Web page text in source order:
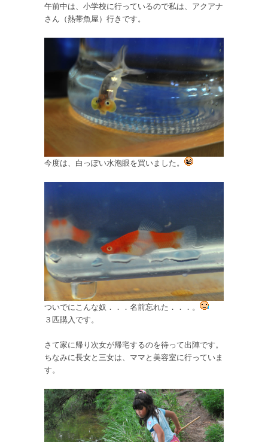
午前中は、小学校に行っているので私は、アクアナ
さん（熱帯魚屋）行きです。
今度は、白っぽい水泡眼を買いました。
ついでにこんな奴．．．名前忘れた．．．。
３匹購入です。
さて家に帰り次女が帰宅するのを待って出陣です。
ちなみに長女と三女は、ママと美容室に行っていま
す。